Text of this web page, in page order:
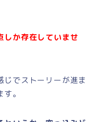
しか存在していませ
じでストーリーが進ま
。